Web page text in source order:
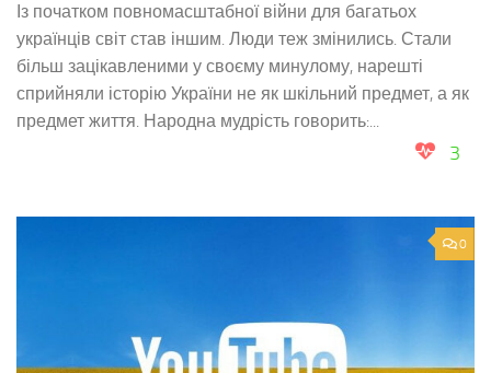
Із початком повномасштабної війни для багатьох
українців світ став іншим. Люди теж змінились. Стали
більш зацікавленими у своєму минулому, нарешті
сприйняли історію України не як шкільний предмет, а як
предмет життя. Народна мудрість говорить:...
3
0